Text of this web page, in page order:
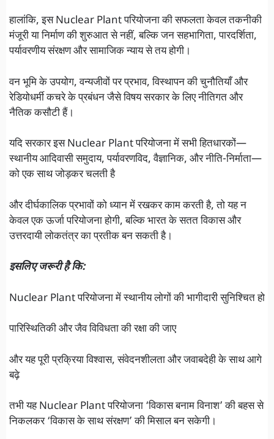
हालांकि, इस Nuclear Plant परियोजना की सफलता केवल तकनीकी
मंजूरी या निर्माण की शुरुआत से नहीं, बल्कि जन सहभागिता, पारदर्शिता,
पर्यावरणीय संरक्षण और सामाजिक न्याय से तय होगी।
वन भूमि के उपयोग, वन्यजीवों पर प्रभाव, विस्थापन की चुनौतियाँ और
रेडियोधर्मी कचरे के प्रबंधन जैसे विषय सरकार के लिए नीतिगत और
नैतिक कसौटी हैं।
यदि सरकार इस Nuclear Plant परियोजना में सभी हितधारकों—
स्थानीय आदिवासी समुदाय, पर्यावरणविद, वैज्ञानिक, और नीति-निर्माता—
को एक साथ जोड़कर चलती है
और दीर्घकालिक प्रभावों को ध्यान में रखकर काम करती है, तो यह न
केवल एक ऊर्जा परियोजना होगी, बल्कि भारत के सतत विकास और
उत्तरदायी लोकतंत्र का प्रतीक बन सकती है।
इसलिए जरूरी है कि:
Nuclear Plant परियोजना में स्थानीय लोगों की भागीदारी सुनिश्चित हो
पारिस्थितिकी और जैव विविधता की रक्षा की जाए
और यह पूरी प्रक्रिया विश्वास, संवेदनशीलता और जवाबदेही के साथ आगे
बढ़े
तभी यह Nuclear Plant परियोजना ‘विकास बनाम विनाश’ की बहस से
निकलकर ‘विकास के साथ संरक्षण’ की मिसाल बन सकेगी।